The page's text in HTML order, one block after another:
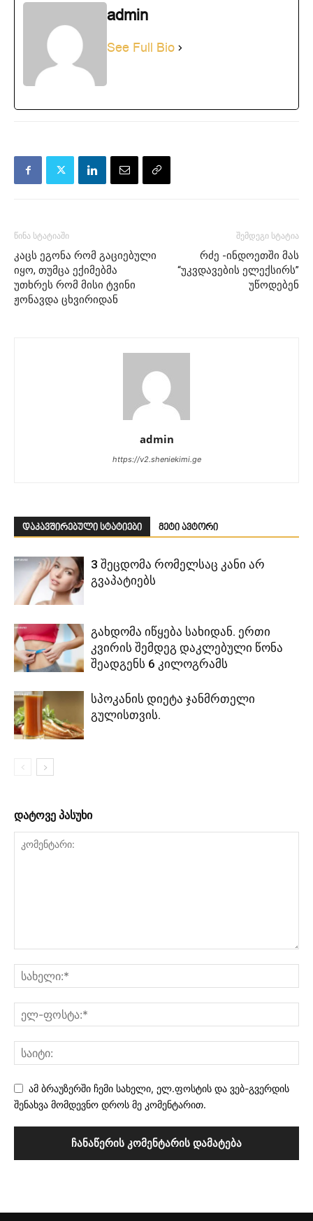
admin
See Full Bio
წინა სტატიაში
კაცს ეგონა რომ გაციებული
იყო, თუმცა ექიმებმა
უთხრეს რომ მისი ტვინი
ჟონავდა ცხვირიდან
შემდეგი სტატია
რძე -ინდოეთში მას
“უკვდავების ელექსირს”
უწოდებენ
admin
https://v2.sheniekimi.ge
დაკავშირებული სტატიები მეტი ავტორი
3 შეცდომა რომელსაც კანი არ
გვაპატიებს
გახდომა იწყება სახიდან. ერთი
კვირის შემდეგ დაკლებული წონა
შეადგენს 6 კილოგრამს
სპოკანის დიეტა ჯანმრთელი
გულისთვის.
დატოვე პასუხი
ამ ბრაუზერში ჩემი სახელი, ელ.ფოსტის და ვებ-გვერდის
შენახვა მომდევნო დროს მე კომენტარით.